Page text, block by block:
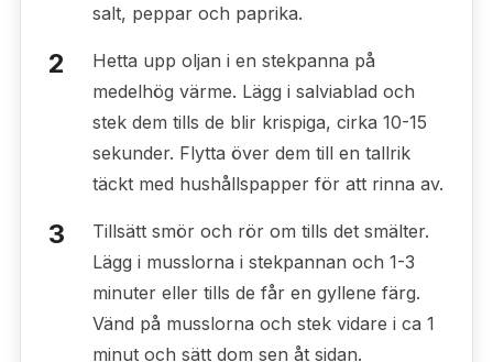
salt, peppar och paprika.
Hetta upp oljan i en stekpanna på
medelhög värme. Lägg i salviablad och
stek dem tills de blir krispiga, cirka 10-15
sekunder. Flytta över dem till en tallrik
täckt med hushållspapper för att rinna av.
Tillsätt smör och rör om tills det smälter.
Lägg i musslorna i stekpannan och 1-3
minuter eller tills de får en gyllene färg.
Vänd på musslorna och stek vidare i ca 1
minut och sätt dom sen åt sidan.